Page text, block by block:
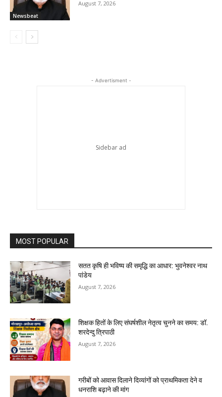
Newsbeat
August 7, 2026
- Advertisment -
MOST POPULAR
सतत कृषि ही भविष्य की समृद्धि का आधार: भुवनेश्वर नाथ
पांडेय
August 7, 2026
शिक्षक हितों के लिए संघर्षशील नेतृत्व चुनने का समय: डॉ.
शरदेन्दु त्रिपाठी
August 7, 2026
गरीबों को आवास दिलाने दिव्यांगों को प्राथमिकता देने व
धनराशि बढ़ाने की मांग